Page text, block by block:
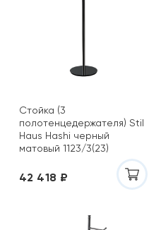
Стойка (3
полотенцедержателя) Stil
Haus Hashi черный
матовый 1123/3(23)
42 418 ₽